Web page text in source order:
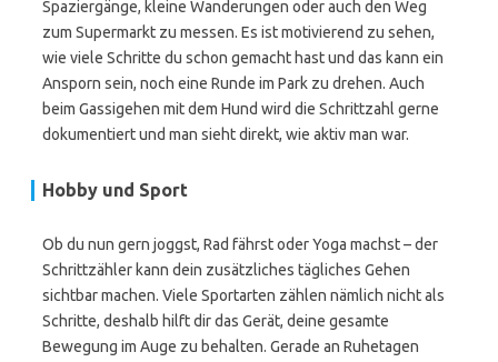
Spaziergänge, kleine Wanderungen oder auch den Weg
zum Supermarkt zu messen. Es ist motivierend zu sehen,
wie viele Schritte du schon gemacht hast und das kann ein
Ansporn sein, noch eine Runde im Park zu drehen. Auch
beim Gassigehen mit dem Hund wird die Schrittzahl gerne
dokumentiert und man sieht direkt, wie aktiv man war.
Hobby und Sport
Ob du nun gern joggst, Rad fährst oder Yoga machst – der
Schrittzähler kann dein zusätzliches tägliches Gehen
sichtbar machen. Viele Sportarten zählen nämlich nicht als
Schritte, deshalb hilft dir das Gerät, deine gesamte
Bewegung im Auge zu behalten. Gerade an Ruhetagen